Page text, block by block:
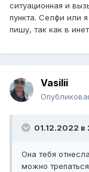
ситуационная и
пункта. Селфи или
пишу, так как в
Vasilii
01.12.2022 в
Она тебя
можно